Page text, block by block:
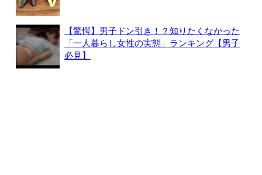
【驚愕】男子ドン引き！？知りたくなかった
「一人暮らし女性の実態」ランキング【男子
必見】